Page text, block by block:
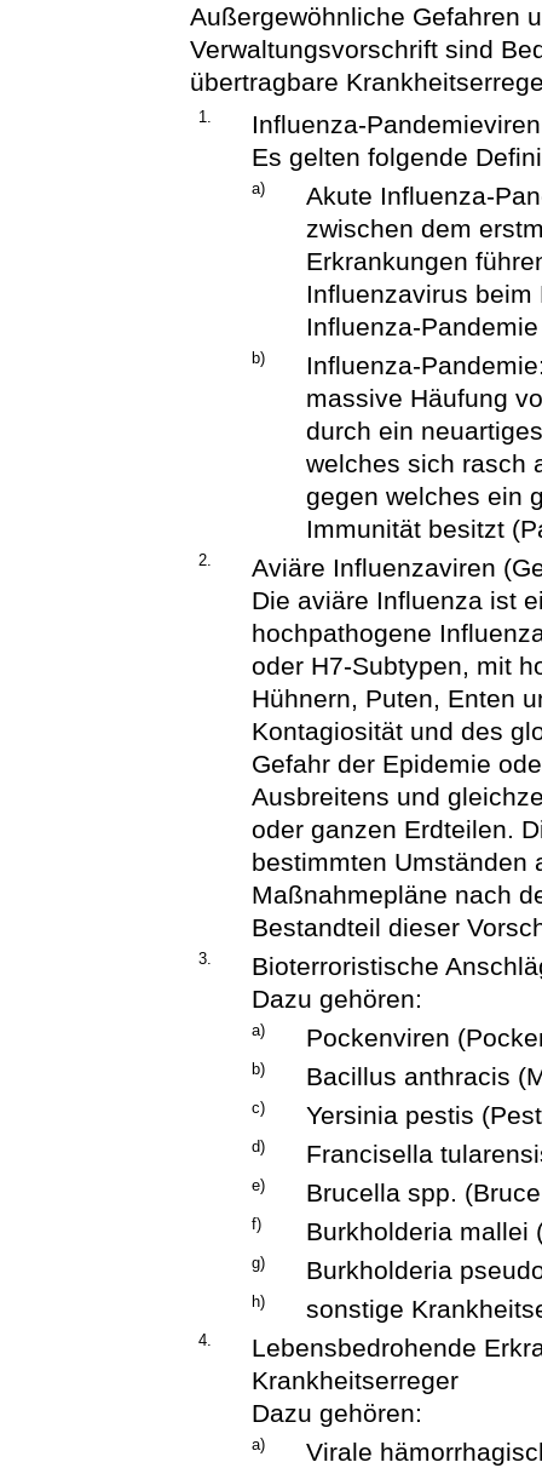
Außergewöhnliche Gefahren
Verwaltungsvorschrift sind
übertragbare
1.
Influenza-Pandemieviren
Es gelten folgende
a)
Akute Influenza-
zwischen dem
Erkrankungen
Influenzavirus
Influenza-
b)
Influenza-
massive Häufung
durch ein
welches sich rasch
gegen welches ein
Immunität besitzt
2.
Aviäre Influenzaviren
Die aviäre Influenza ist
hochpathogene
oder H7-Subtypen, mit
Hühnern, Puten, Enten
Kontagiosität und des
Gefahr der Epidemie
Ausbreitens und
oder ganzen Erdteilen.
bestimmten Umständen
Maßnahmepläne nach
Bestandteil dieser
3.
Bioterroristische
Dazu gehören:
a) Pockenviren
b) Bacillus anthracis
c) Yersinia pestis
d) Francisella
e) Brucella spp.
f) Burkholderia mallei
g) Burkholderia
h) sonstige
4.
Lebensbedrohende
Krankheitserreger
Dazu gehören:
a) Virale